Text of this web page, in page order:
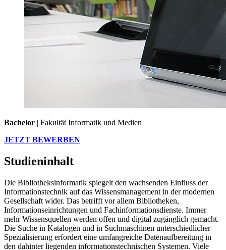
Bachelor | Fakultät Informatik und Medien
JETZT BEWERBEN
Studieninhalt
Die Bibliotheksinformatik spiegelt den wachsenden Einfluss der
Informationstechnik auf das Wissensmanagement in der modernen
Gesellschaft wider. Das betrifft vor allem Bibliotheken,
Informationseinrichtungen und Fachinformationsdienste. Immer
mehr Wissensquellen werden offen und digital zugänglich gemacht.
Die Suche in Katalogen und in Suchmaschinen unterschiedlicher
Spezialisierung erfordert eine umfangreiche Datenaufbereitung in
den dahinter liegenden informationstechnischen Systemen. Viele